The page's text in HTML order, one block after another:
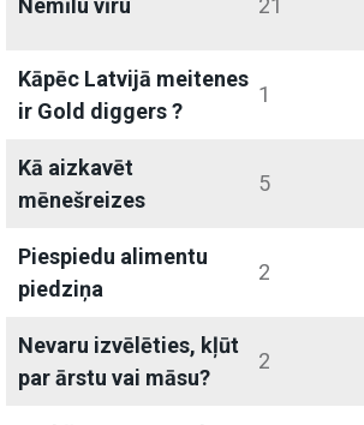
Nemīlu vīru 21
Kāpēc Latvijā meitenes
ir Gold diggers ?
1
Kā aizkavēt
mēnešreizes
5
Piespiedu alimentu
piedziņa
2
Nevaru izvēlēties, kļūt
par ārstu vai māsu?
2